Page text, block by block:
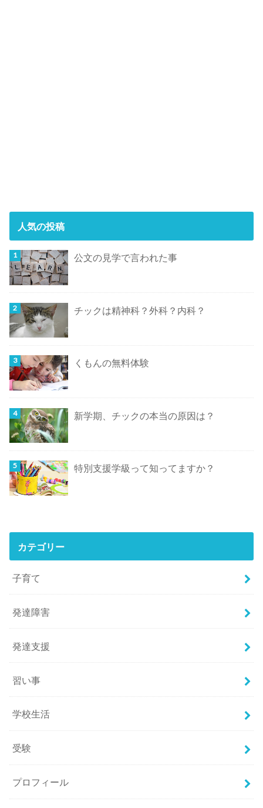
人気の投稿
公文の見学で言われた事
チックは精神科？外科？内科？
くもんの無料体験
新学期、チックの本当の原因は？
特別支援学級って知ってますか？
カテゴリー
子育て
発達障害
発達支援
習い事
学校生活
受験
プロフィール